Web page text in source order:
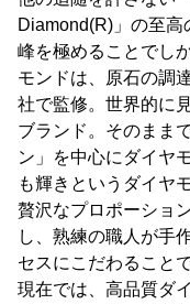
Diamond(R)」の至
峰を極めることでし
モンドは、原石の調
社で監修。世界的に
ブランド。そのまま
ン」を中心にダイヤ
も輝きというダイヤ
贅沢なプロポーショ
し、熟練の職人が手
セスにこだわること
現在では、高品質ダ